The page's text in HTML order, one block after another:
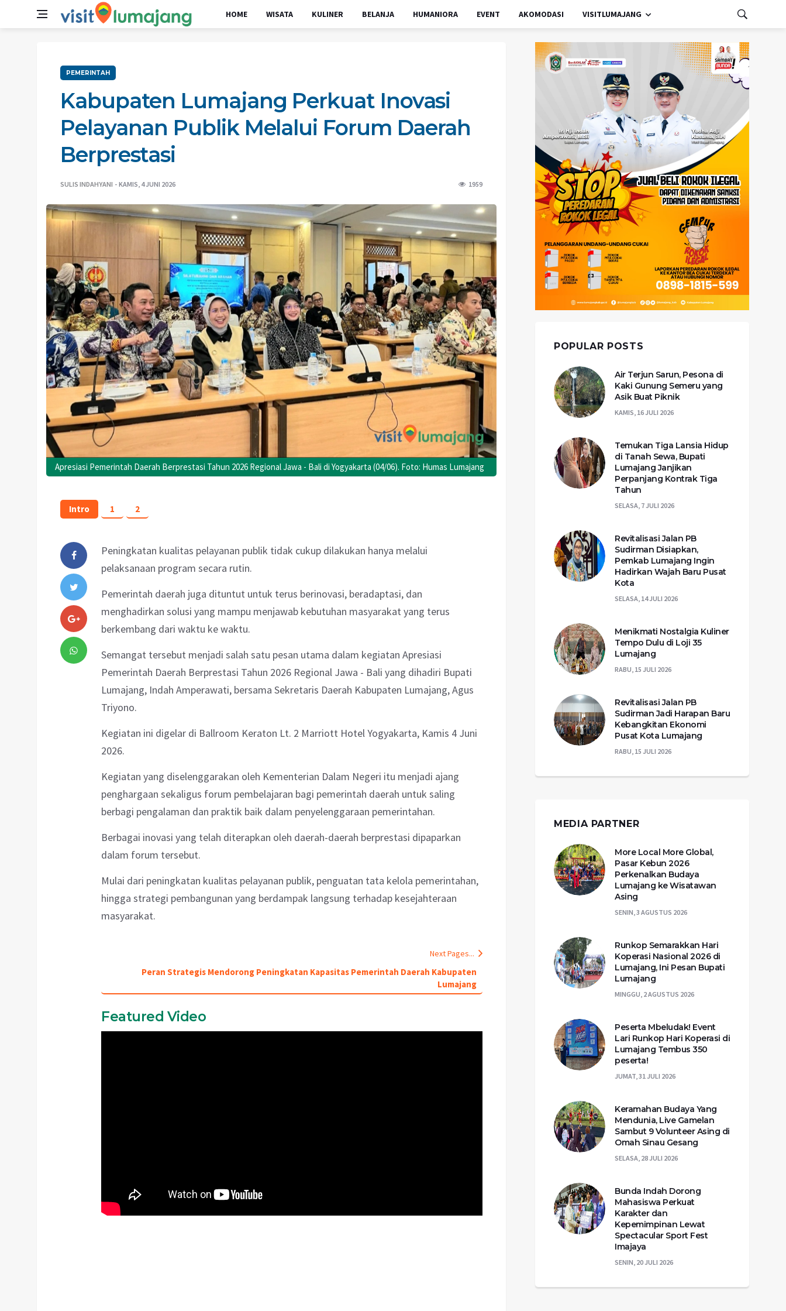
HOME WISATA KULINER BELANJA HUMANIORA EVENT AKOMODASI VISITLUMAJANG
PEMERINTAH
Kabupaten Lumajang Perkuat Inovasi
Pelayanan Publik Melalui Forum Daerah
Berprestasi
SULIS INDAHYANI KAMIS, 4 JUNI 2026 1959
Apresiasi Pemerintah Daerah Berprestasi Tahun 2026 Regional Jawa - Bali di Yogyakarta (04/06). Foto: Humas Lumajang
Intro 1 2
Peningkatan kualitas pelayanan publik tidak cukup dilakukan hanya melalui
pelaksanaan program secara rutin.
Pemerintah daerah juga dituntut untuk terus berinovasi, beradaptasi, dan
menghadirkan solusi yang mampu menjawab kebutuhan masyarakat yang terus
berkembang dari waktu ke waktu.
Semangat tersebut menjadi salah satu pesan utama dalam kegiatan Apresiasi
Pemerintah Daerah Berprestasi Tahun 2026 Regional Jawa - Bali yang dihadiri Bupati
Lumajang, Indah Amperawati, bersama Sekretaris Daerah Kabupaten Lumajang, Agus
Triyono.
Kegiatan ini digelar di Ballroom Keraton Lt. 2 Marriott Hotel Yogyakarta, Kamis 4 Juni
2026.
Kegiatan yang diselenggarakan oleh Kementerian Dalam Negeri itu menjadi ajang
penghargaan sekaligus forum pembelajaran bagi pemerintah daerah untuk saling
berbagi pengalaman dan praktik baik dalam penyelenggaraan pemerintahan.
Berbagai inovasi yang telah diterapkan oleh daerah-daerah berprestasi dipaparkan
dalam forum tersebut.
Mulai dari peningkatan kualitas pelayanan publik, penguatan tata kelola pemerintahan,
hingga strategi pembangunan yang berdampak langsung terhadap kesejahteraan
masyarakat.
Next Pages...
Peran Strategis Mendorong Peningkatan Kapasitas Pemerintah Daerah Kabupaten
Lumajang
Featured Video
POPULAR POSTS
Air Terjun Sarun, Pesona di
Kaki Gunung Semeru yang
Asik Buat Piknik
KAMIS, 16 JULI 2026
Temukan Tiga Lansia Hidup
di Tanah Sewa, Bupati
Lumajang Janjikan
Perpanjang Kontrak Tiga
Tahun
SELASA, 7 JULI 2026
Revitalisasi Jalan PB
Sudirman Disiapkan,
Pemkab Lumajang Ingin
Hadirkan Wajah Baru Pusat
Kota
SELASA, 14 JULI 2026
Menikmati Nostalgia Kuliner
Tempo Dulu di Loji 35
Lumajang
RABU, 15 JULI 2026
Revitalisasi Jalan PB
Sudirman Jadi Harapan Baru
Kebangkitan Ekonomi
Pusat Kota Lumajang
RABU, 15 JULI 2026
MEDIA PARTNER
More Local More Global,
Pasar Kebun 2026
Perkenalkan Budaya
Lumajang ke Wisatawan
Asing
SENIN, 3 AGUSTUS 2026
Runkop Semarakkan Hari
Koperasi Nasional 2026 di
Lumajang, Ini Pesan Bupati
Lumajang
MINGGU, 2 AGUSTUS 2026
Peserta Mbeludak! Event
Lari Runkop Hari Koperasi di
Lumajang Tembus 350
peserta!
JUMAT, 31 JULI 2026
Keramahan Budaya Yang
Mendunia, Live Gamelan
Sambut 9 Volunteer Asing di
Omah Sinau Gesang
SELASA, 28 JULI 2026
Bunda Indah Dorong
Mahasiswa Perkuat
Karakter dan
Kepemimpinan Lewat
Spectacular Sport Fest
Imajaya
SENIN, 20 JULI 2026